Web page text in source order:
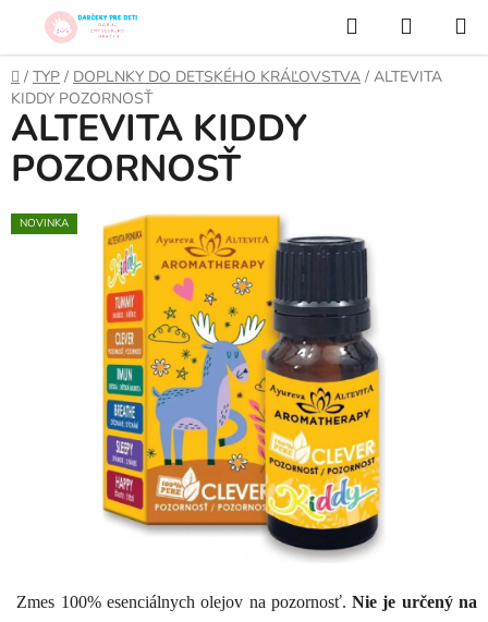
obsah
Hľadať
KOŠÍK
Domov
/ TYP / DOPLNKY DO DETSKÉHO KRÁĽOVSTVA / ALTEVITA
KIDDY POZORNOSŤ
Zmes 100% esenciálnych olejov na pozornosť.Nie je určený na
ALTEVITA KIDDY
POZORNOSŤ
NOVINKA